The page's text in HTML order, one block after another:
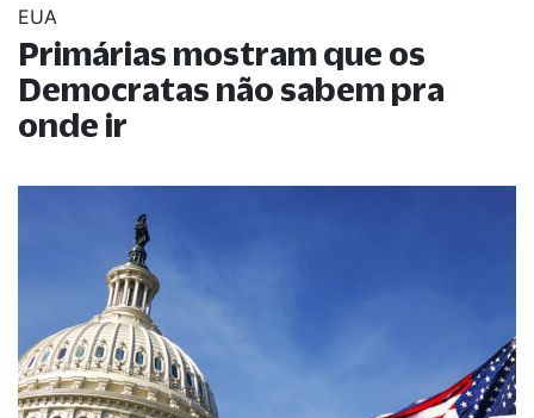
EUA
Primárias mostram que os
Democratas não sabem pra
onde ir